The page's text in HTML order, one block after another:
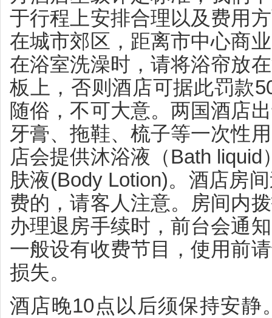
于行程上安排合理以及费用
在城市郊区，距离市中心商
在浴室洗澡时，请将浴帘放
板上，否则酒店可据此罚款
随俗，不可大意。两国酒店
牙膏、拖鞋、梳子等一次性
店会提供沐浴液（Bath
肤液(Body Lotion)。酒店房
费的，请客人注意。房间内
办理退房手续时，前台会通
一般设有收费节目，使用前
损失。
酒店晚10点以后须保持安